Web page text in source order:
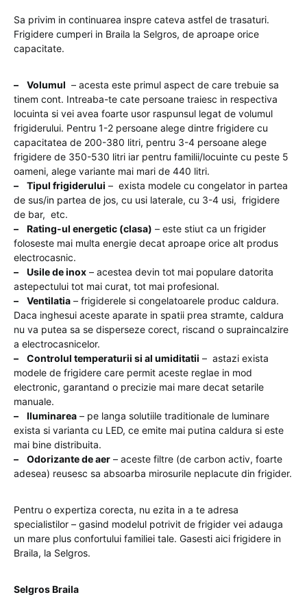
Sa privim in continuarea inspre cateva astfel de trasaturi.
Frigidere cumperi in Braila la Selgros, de aproape orice
capacitate.
– Volumul – acesta este primul aspect de care trebuie sa
tinem cont. Intreaba-te cate persoane traiesc in respectiva
locuinta si vei avea foarte usor raspunsul legat de volumul
frigiderului. Pentru 1-2 persoane alege dintre frigidere cu
capacitatea de 200-380 litri, pentru 3-4 persoane alege
frigidere de 350-530 litri iar pentru familii/locuinte cu peste 5
oameni, alege variante mai mari de 440 litri.
– Tipul frigiderului – exista modele cu congelator in partea
de sus/in partea de jos, cu usi laterale, cu 3-4 usi, frigidere
de bar, etc.
– Rating-ul energetic (clasa) – este stiut ca un frigider
foloseste mai multa energie decat aproape orice alt produs
electrocasnic.
– Usile de inox – acestea devin tot mai populare datorita
astepectului tot mai curat, tot mai profesional.
– Ventilatia – frigiderele si congelatoarele produc caldura.
Daca inghesui aceste aparate in spatii prea stramte, caldura
nu va putea sa se disperseze corect, riscand o supraincalzire
a electrocasnicelor.
– Controlul temperaturii si al umiditatii – astazi exista
modele de frigidere care permit aceste reglae in mod
electronic, garantand o precizie mai mare decat setarile
manuale.
– Iluminarea – pe langa solutiile traditionale de luminare
exista si varianta cu LED, ce emite mai putina caldura si este
mai bine distribuita.
– Odorizante de aer – aceste filtre (de carbon activ, foarte
adesea) reusesc sa absoarba mirosurile neplacute din frigider.
Pentru o expertiza corecta, nu ezita in a te adresa
specialistilor – gasind modelul potrivit de frigider vei adauga
un mare plus confortului familiei tale. Gasesti aici frigidere in
Braila, la Selgros.
Selgros Braila